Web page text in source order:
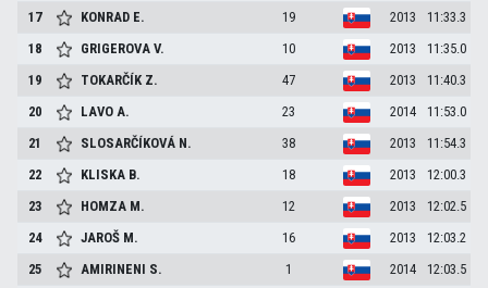
17
KONRAD E. 19 2013
11:33.3
18
GRIGEROVAV. 10 2013
11:35.0
19
TOKARČÍK Z. 47 2013
11:40.3
20
LAVOA. 23 2014
11:53.0
21
SLOSARČÍKOVÁ N. 38 2013
11:54.3
22
KLISKA B. 18 2013
12:00.3
23
HOMZA M. 12 2013
12:02.5
24
JAROŠ M. 16 2013
12:03.2
25
AMIRINENI S. 1 2014
12:03.5